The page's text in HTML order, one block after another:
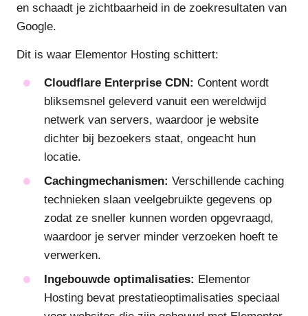
en schaadt je zichtbaarheid in de zoekresultaten van
Google.
Dit is waar Elementor Hosting schittert:
Cloudflare Enterprise CDN: Content wordt
bliksemsnel geleverd vanuit een wereldwijd
netwerk van servers, waardoor je website
dichter bij bezoekers staat, ongeacht hun
locatie.
Cachingmechanismen: Verschillende caching
technieken slaan veelgebruikte gegevens op
zodat ze sneller kunnen worden opgevraagd,
waardoor je server minder verzoeken hoeft te
verwerken.
Ingebouwde optimalisaties: Elementor
Hosting bevat prestatieoptimalisaties speciaal